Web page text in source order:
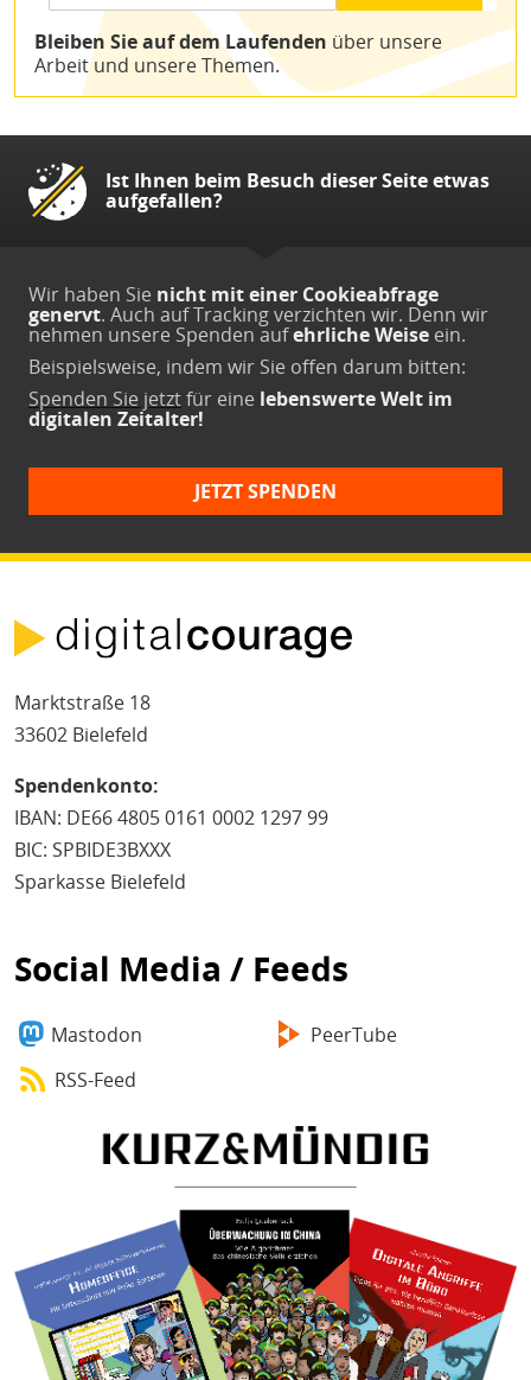
Bleiben Sie auf dem Laufenden über unsere
Arbeit und unsere Themen.
Ist Ihnen beim Besuch dieser Seite etwas
aufgefallen?
Wir haben Sie nicht mit einer Cookieabfrage
genervt. Auch auf Tracking verzichten wir. Denn wir
nehmen unsere Spenden aufehrliche Weise ein.
Beispielsweise, indem wir Sie offen darum bitten:
Spenden Sie jetztfür eine lebenswerte Welt im
digitalen Zeitalter!
JETZT SPENDEN
Marktstraße 18
33602 Bielefeld
Spendenkonto:
IBAN: DE66 4805 0161 0002 1297 99
BIC: SPBIDE3BXXX
Sparkasse Bielefeld
Social Media / Feeds
Mastodon
PeerTube
RSS-Feed